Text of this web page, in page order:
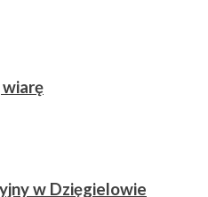
w Dzięgielowie